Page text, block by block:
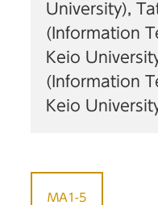
University),
(Information
Keio
(Information
Keio
MA1-5